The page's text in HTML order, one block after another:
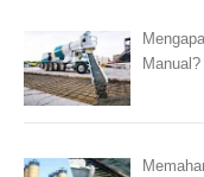
Manual?